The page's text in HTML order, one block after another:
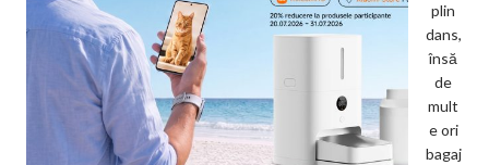
plin
dans,
însă
de
mult
e ori
bagaj